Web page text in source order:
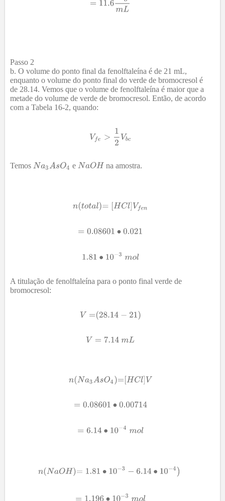
Passo 2
O volume do ponto final da fenolftaleína é de 21 mL,
enquanto o volume do ponto final do verde de bromocresol é
de 28.14. Vemos que o volume de fenolftaleína é maior que a
metade do volume de verde de bromocresol. Então, de acordo
com a Tabela 16-2, quando:
Temos e na amostra.
A titulação de fenolftaleína para o ponto final verde de
bromocresol: